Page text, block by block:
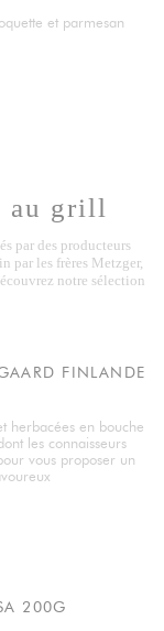
et parmesan
au grill
par des producteurs
par les frères Metzger,
notre sélection
FINLANDE
herbacées en bouche
les connaisseurs
vous proposer un
200G